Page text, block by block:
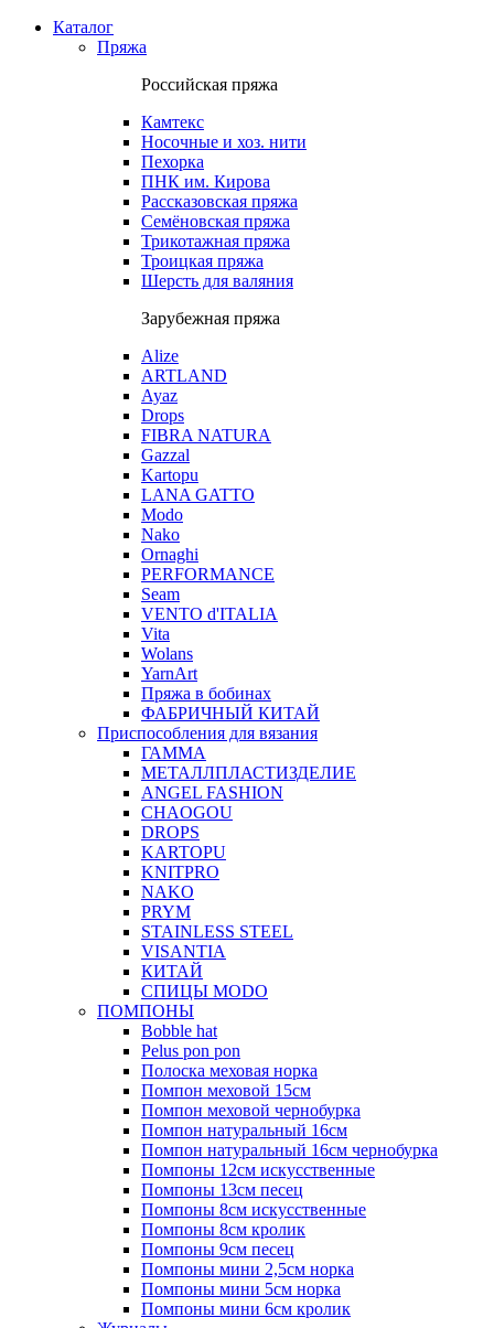
Каталог
Пряжа
Российская пряжа
Камтекс
Носочные и хоз. нити
Пехорка
ПНК им. Кирова
Рассказовская пряжа
Семёновская пряжа
Трикотажная пряжа
Троицкая пряжа
Шерсть для валяния
Зарубежная пряжа
Alize
ARTLAND
Ayaz
Drops
FIBRA NATURA
Gazzal
Kartopu
LANA GATTO
Modo
Nako
Ornaghi
PERFORMANCE
Seam
VENTO d'ITALIA
Vita
Wolans
YarnArt
Пряжа в бобинах
ФАБРИЧНЫЙ КИТАЙ
Приспособления для вязания
ГАММА
МЕТАЛЛПЛАСТИЗДЕЛИЕ
ANGEL FASHION
CHAOGOU
DROPS
KARTOPU
KNITPRO
NAKO
PRYM
STAINLESS STEEL
VISANTIA
КИТАЙ
СПИЦЫ MODO
ПОМПОНЫ
Bobble hat
Pelus pon pon
Полоска меховая норка
Помпон меховой 15см
Помпон меховой чернобурка
Помпон натуральный 16см
Помпон натуральный 16см чернобурка
Помпоны 12см искусственные
Помпоны 13см песец
Помпоны 8см искусственные
Помпоны 8см кролик
Помпоны 9см песец
Помпоны мини 2,5см норка
Помпоны мини 5см норка
Помпоны мини 6см кролик